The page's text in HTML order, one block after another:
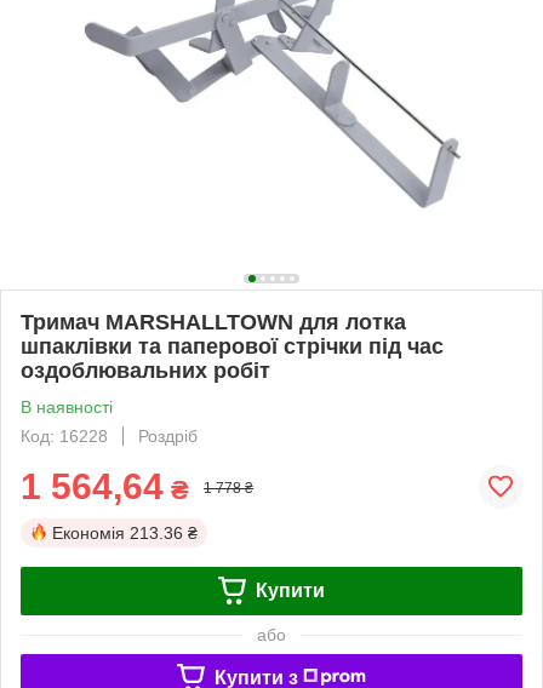
Тримач MARSHALLTOWN для лотка
шпаклівки та паперової стрічки під час
оздоблювальних робіт
В наявності
Код: 16228
Роздріб
1 564,64 ₴ 1 778 ₴
Економія 213.36 ₴
Купити
або
Купити з